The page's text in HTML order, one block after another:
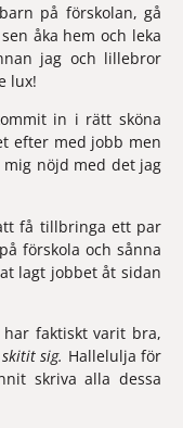
på förskolan, gå
åka hem och leka
jag och lillebror
lux!
in i rätt sköna
efter med jobb men
nöjd med det jag
få tillbringa ett par
förskola och sånna
lagt jobbet åt sidan
faktiskt varit bra,
skitit sig. Hallelulja för
skriva alla dessa